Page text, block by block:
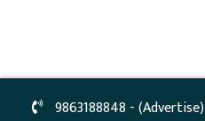
9863188848 - (Advertise)